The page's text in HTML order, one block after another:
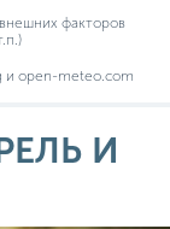
факторов
и open-meteo.com
И